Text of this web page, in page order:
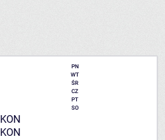
PN
WT
ŚR
CZ
PT
SO
KON
KON